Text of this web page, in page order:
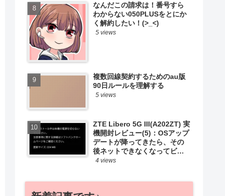
なんだこの請求は！番号すら
わからない050PLUSをとにか
く解約したい！(>_<)
5 views
複数回線契約するためのau版
90日ルールを理解する
5 views
ZTE Libero 5G III(A202ZT) 実
機開封レビュー(5)：OSアップ
デートが降ってきたら、その
後ネットできなくなってビビ
ったお話
4 views